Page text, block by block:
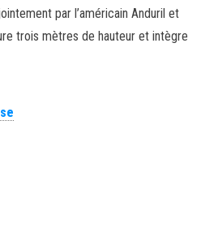
par l’américain Anduril et
trois mètres de hauteur et intègre